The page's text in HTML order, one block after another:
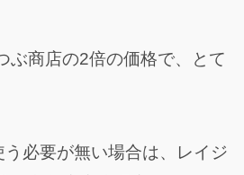
ぶ商店の2倍の価格で、とて
必要が無い場合は、レイジ